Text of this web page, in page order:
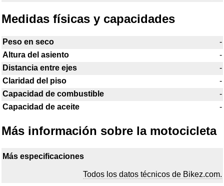
Medidas físicas y capacidades
Peso en seco
-
Altura del asiento
-
Distancia entre ejes
-
Claridad del piso
-
Capacidad de combustible
-
Capacidad de aceite
-
Más información sobre la motocicleta
Más especificaciones
Todos los datos técnicos de Bikez.com.